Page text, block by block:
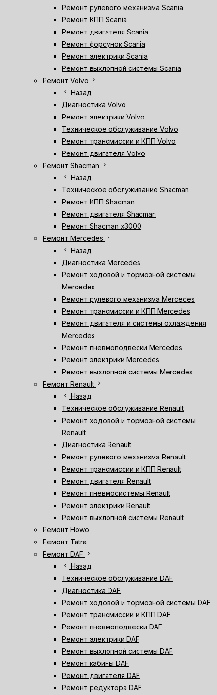
Ремонт рулевого механизма Scania
Ремонт КПП Scania
Ремонт двигателя Scania
Ремонт форсунок Scania
Ремонт электрики Scania
Ремонт выхлопной системы Scania
Ремонт Volvo
chevron_right
chevron_left Назад
Диагностика Volvo
Ремонт электрики Volvo
Техническое обслуживание Volvo
Ремонт трансмиссии и КПП Volvo
Ремонт двигателя Volvo
Ремонт Shacman
chevron_right
chevron_left Назад
Техническое обслуживание Shacman
Ремонт КПП Shacman
Ремонт двигателя Shacman
Ремонт Shacman х3000
Ремонт Mercedes
chevron_right
chevron_left Назад
Диагностика Mercedes
Ремонт ходовой и тормозной системы
Mercedes
Ремонт рулевого механизма Mercedes
Ремонт трансмиссии и КПП Mercedes
Ремонт двигателя и системы охлаждения
Mercedes
Ремонт пневмоподвески Mercedes
Ремонт электрики Mercedes
Ремонт выхлопной системы Mercedes
Ремонт Renault chevron_right
chevron_left Назад
Техническое обслуживание Renault
Ремонт ходовой и тормозной системы
Renault
Диагностика Renault
Ремонт рулевого механизма Renault
Ремонт трансмиссии и КПП Renault
Ремонт двигателя Renault
Ремонт пневмосистемы Renault
Ремонт электрики Renault
Ремонт выхлопной системы Renault
Ремонт Howo
Ремонт Tatra
Ремонт DAF
chevron_right
chevron_left Назад
Техническое обслуживание DAF
Диагностика DAF
Ремонт ходовой и тормозной системы DAF
Ремонт трансмиссии и КПП DAF
Ремонт пневмоподвески DAF
Ремонт электрики DAF
Ремонт выхлопной системы DAF
Ремонт кабины DAF
Ремонт двигателя DAF
Ремонт редуктора DAF